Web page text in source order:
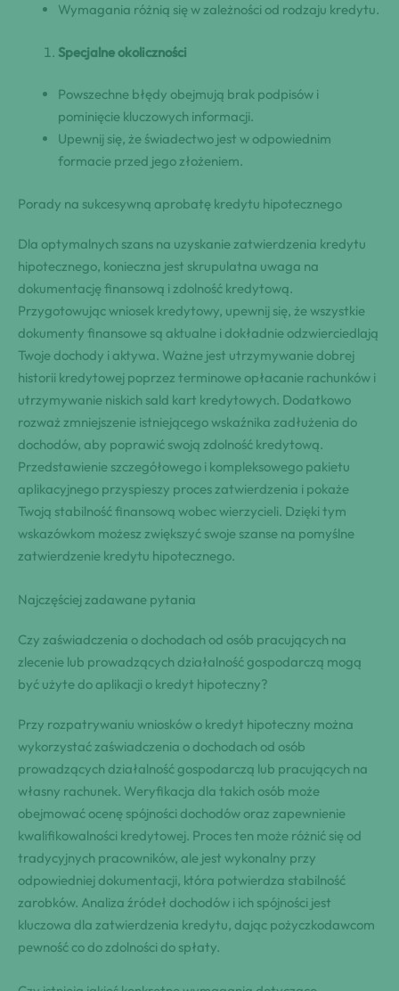
Wymagania różnią się w zależności od rodzaju kredytu.
Specjalne okoliczności
Powszechne błędy obejmują brak podpisów i
pominięcie kluczowych informacji.
Upewnij się, że świadectwo jest w odpowiednim
formacie przed jego złożeniem.
Porady na sukcesywną aprobatę kredytu hipotecznego
Dla optymalnych szans na uzyskanie zatwierdzenia kredytu
hipotecznego, konieczna jest skrupulatna uwaga na
dokumentację finansową i zdolność kredytową.
Przygotowując wniosek kredytowy, upewnij się, że wszystkie
dokumenty finansowe są aktualne i dokładnie odzwierciedlają
Twoje dochody i aktywa. Ważne jest utrzymywanie dobrej
historii kredytowej poprzez terminowe opłacanie rachunków i
utrzymywanie niskich sald kart kredytowych. Dodatkowo
rozważ zmniejszenie istniejącego wskaźnika zadłużenia do
dochodów, aby poprawić swoją zdolność kredytową.
Przedstawienie szczegółowego i kompleksowego pakietu
aplikacyjnego przyspieszy proces zatwierdzenia i pokaże
Twoją stabilność finansową wobec wierzycieli. Dzięki tym
wskazówkom możesz zwiększyć swoje szanse na pomyślne
zatwierdzenie kredytu hipotecznego.
Najczęściej zadawane pytania
Czy zaświadczenia o dochodach od osób pracujących na
zlecenie lub prowadzących działalność gospodarczą mogą
być użyte do aplikacji o kredyt hipoteczny?
Przy rozpatrywaniu wniosków o kredyt hipoteczny można
wykorzystać zaświadczenia o dochodach od osób
prowadzących działalność gospodarczą lub pracujących na
własny rachunek. Weryfikacja dla takich osób może
obejmować ocenę spójności dochodów oraz zapewnienie
kwalifikowalności kredytowej. Proces ten może różnić się od
tradycyjnych pracowników, ale jest wykonalny przy
odpowiedniej dokumentacji, która potwierdza stabilność
zarobków. Analiza źródeł dochodów i ich spójności jest
kluczowa dla zatwierdzenia kredytu, dając pożyczkodawcom
pewność co do zdolności do spłaty.